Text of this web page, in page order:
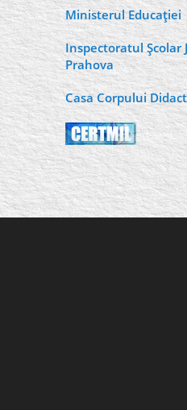
Ministerul Educaţiei
Inspectoratul Şcolar
Prahova
Casa Corpului